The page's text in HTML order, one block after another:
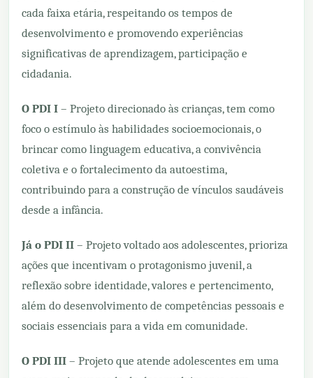
cada faixa etária, respeitando os tempos de
desenvolvimento e promovendo experiências
significativas de aprendizagem, participação e
cidadania.
O PDI I – Projeto direcionado às crianças, tem como
foco o estímulo às habilidades socioemocionais, o
brincar como linguagem educativa, a convivência
coletiva e o fortalecimento da autoestima,
contribuindo para a construção de vínculos saudáveis
desde a infância.
Já o PDI II – Projeto voltado aos adolescentes, prioriza
ações que incentivam o protagonismo juvenil, a
reflexão sobre identidade, valores e pertencimento,
além do desenvolvimento de competências pessoais e
sociais essenciais para a vida em comunidade.
O PDI III – Projeto que atende adolescentes em uma